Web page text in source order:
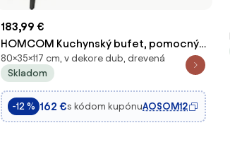
183,99 €
HOMCOM Kuchynský bufet, pomocný
kus nábytku s TV stojanom, 2 zásuvky, 3
dvere a nastaviteľná polica pre jedáleň
a obývaciu izbu, 117x35x80 cm, Biela |
80×35×117 cm, v dekore dub, drevená
Skladom
-12 % 162 €s kódom kupónuAOSOM12